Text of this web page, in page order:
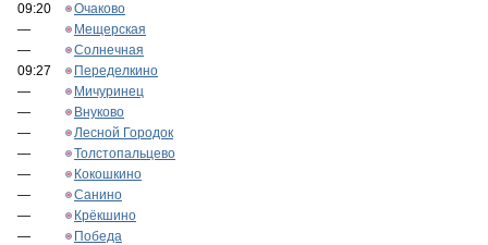
09:20
Очаково
—
Мещерская
—
Солнечная
09:27
Переделкино
—
Мичуринец
—
Внуково
—
Лесной Городок
—
Толстопальцево
—
Кокошкино
—
Санино
—
Крёкшино
—
Победа